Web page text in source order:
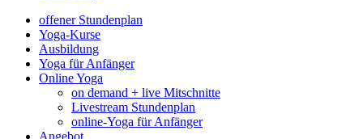
offener Stundenplan
Yoga-Kurse
Ausbildung
Yoga für Anfänger
Online Yoga
on demand + live Mitschnitte
Livestream Stundenplan
online-Yoga für Anfänger
Angebot